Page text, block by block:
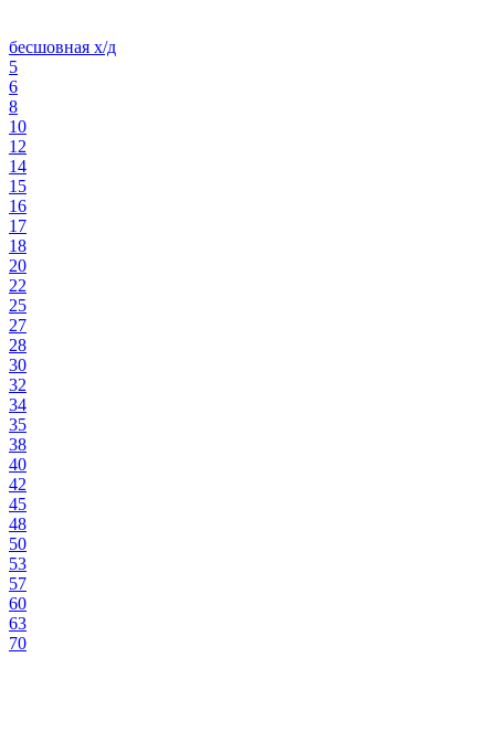
бесшовная х/д
5
6
8
10
12
14
15
16
17
18
20
22
25
27
28
30
32
34
35
38
40
42
45
48
50
53
57
60
63
70